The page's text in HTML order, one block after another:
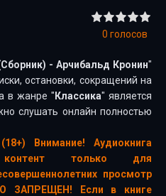
0 голосов
- Арчибальд Кронин"
остановки, сокращений на
в жанре " Классика" является
слушать онлайн полностью
(18+) Внимание! Аудиокнига
только для
просмотр
ЗАПРЕЩЕН! Если в книге